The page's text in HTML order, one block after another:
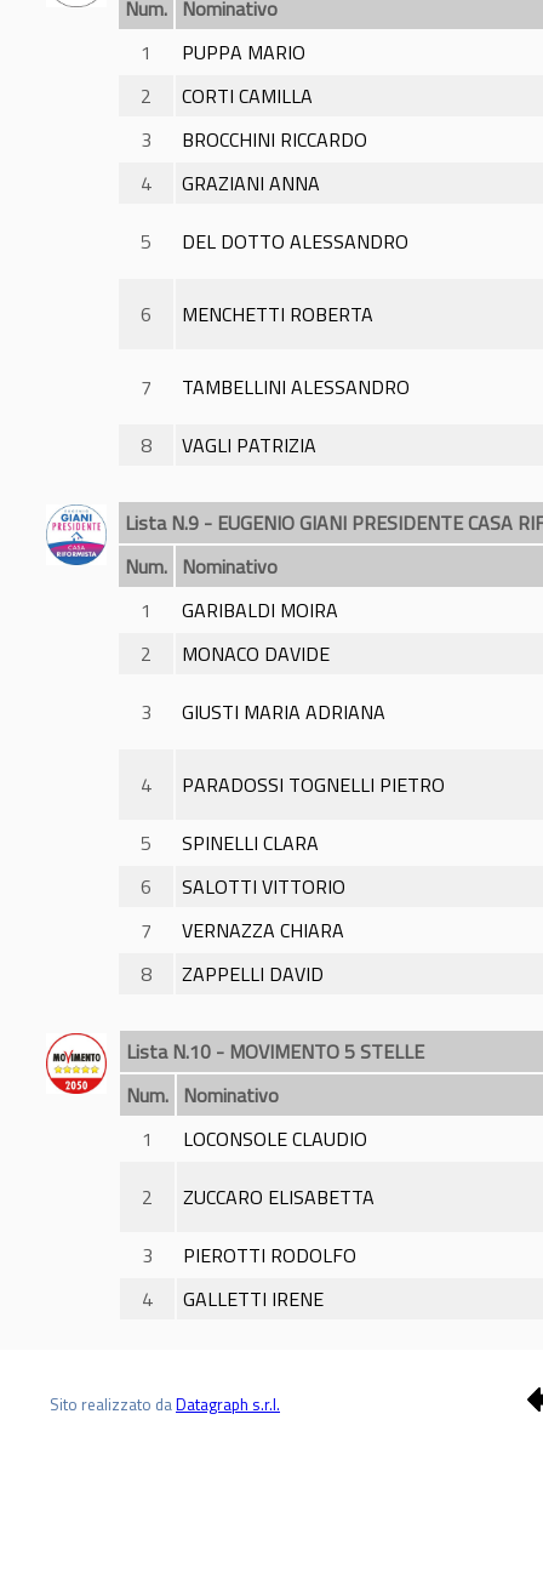
Num. Nominativo
1
PUPPA MARIO
2
CORTI CAMILLA
3
BROCCHINI RICCARDO
4
GRAZIANI ANNA
5
DEL DOTTO ALESSANDRO
6 MENCHETTI ROBERTA
7
TAMBELLINI ALESSANDRO
8
VAGLI PATRIZIA
Lista N.9 - EUGENIO GIANI PRESIDENTE CASA
Num. Nominativo
1
GARIBALDI MOIRA
2
MONACO DAVIDE
3
GIUSTI MARIA ADRIANA
4
PARADOSSI TOGNELLI PIETRO
5
SPINELLI CLARA
6
SALOTTI VITTORIO
7
VERNAZZA CHIARA
8
ZAPPELLI DAVID
Lista N.10 - MOVIMENTO 5 STELLE
Num. Nominativo
1
LOCONSOLE CLAUDIO
2
ZUCCARO ELISABETTA
3
PIEROTTI RODOLFO
4
GALLETTI IRENE
Sito realizzato daDatagraph s.r.l.